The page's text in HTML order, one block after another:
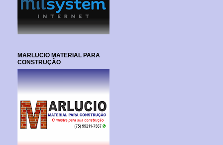
MARLUCIO MATERIAL PARA
CONSTRUÇÃO